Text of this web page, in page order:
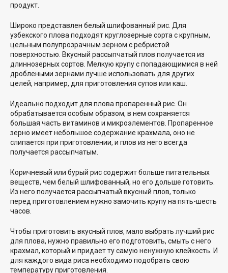
продукт.
Широко представлен белый шлифованный рис. Для
узбекского плова подходят круглозерные сорта с крупным,
цельным полупрозрачным зерном с ребристой
поверхностью. Вкусный рассыпчатый плов получается из
длиннозерных сортов. Мелкую крупу с попадающимися в ней
дроблеными зернами лучше использовать для других
целей, например, для приготовления супов или каш.
Идеально подходит для плова пропаренный рис. Он
обрабатывается особым образом, в нем сохраняется
большая часть витаминов и микроэлементов. Пропаренное
зерно имеет небольшое содержание крахмала, оно не
слипается при приготовлении, и плов из него всегда
получается рассыпчатым.
Коричневый или бурый рис содержит больше питательных
веществ, чем белый шлифованный, но его дольше готовить.
Из него получается рассыпчатый вкусный плов, только
перед приготовлением нужно замочить крупу на пять-шесть
часов.
Чтобы приготовить вкусный плов, мало выбрать лучший рис
для плова, нужно правильно его подготовить, смыть с него
крахмал, который и придает ту самую ненужную клейкость. И
для каждого вида риса необходимо подобрать свою
температуру приготовления.